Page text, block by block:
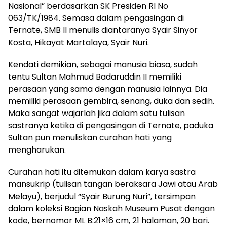
Nasional” berdasarkan SK Presiden RI No
063/TK/1984. Semasa dalam pengasingan di
Ternate, SMB II menulis diantaranya Syair Sinyor
Kosta, Hikayat Martalaya, Syair Nuri.
Kendati demikian, sebagai manusia biasa, sudah
tentu Sultan Mahmud Badaruddin II memiliki
perasaan yang sama dengan manusia lainnya. Dia
memiliki perasaan gembira, senang, duka dan sedih.
Maka sangat wajarlah jika dalam satu tulisan
sastranya ketika di pengasingan di Ternate, paduka
Sultan pun menuliskan curahan hati yang
mengharukan.
Curahan hati itu ditemukan dalam karya sastra
mansukrip (tulisan tangan beraksara Jawi atau Arab
Melayu), berjudul “Syair Burung Nuri”, tersimpan
dalam koleksi Bagian Naskah Museum Pusat dengan
kode, bernomor ML B:21×16 cm, 21 halaman, 20 bari.